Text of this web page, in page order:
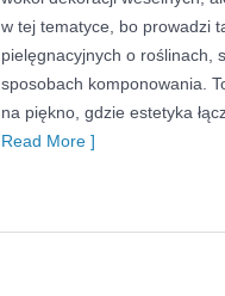
w tej tematyce, bo prowadzi
pielęgnacyjnych o roślinach,
sposobach komponowania.
na piękno, gdzie estetyka
Read More ]